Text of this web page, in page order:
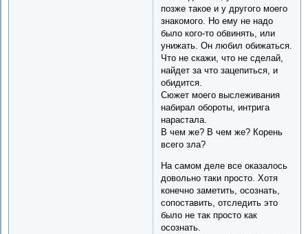
позже такое и у другого моего
знакомого. Но ему не надо
было кого-то обвинять, или
унижать. Он любил обижаться.
Что не скажи, что не сделай,
найдет за что зацепиться, и
обидится.
Сюжет моего выслеживания
набирал обороты, интрига
нарастала.
В чем же? В чем же? Корень
всего зла?
На самом деле все оказалось
довольно таки просто. Хотя
конечно заметить, осознать,
сопоставить, отследить это
было не так просто как
осознать.